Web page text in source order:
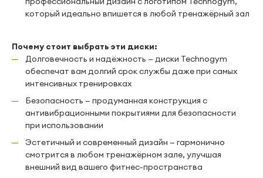
который идеально впишется в любой тренажёрный зал
Почему стоит выбрать эти диски:
Долговечность и надёжность — диски Тесhnоgym
обеспечат вам долгий срок службы даже при самых
интенсивных тренировках
Безопасность — продуманная конструкция с
антивибрационными покрытиями для безопасности
при использовании
Эстетичный и современный дизайн — гармонично
смотрится в любом тренажёрном зале, улучшая
внешний вид вашего фитнес-пространства